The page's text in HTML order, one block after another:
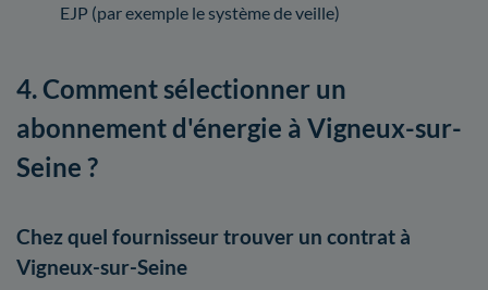
EJP (par exemple le système de veille)
4. Comment sélectionner un
abonnement d'énergie à Vigneux-sur-
Seine ?
Chez quel fournisseur trouver un contrat à
Vigneux-sur-Seine